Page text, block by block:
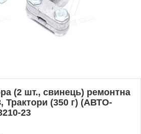
(2 шт., свинець) ремонтна
(350 г) (АВТО-
23